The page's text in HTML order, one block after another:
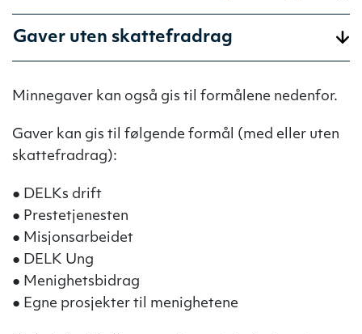
Gaver uten skattefradrag
Minnegaver kan også gis til formålene nedenfor.
Gaver kan gis til følgende formål (med eller uten
skattefradrag):
● DELKs drift
● Prestetjenesten
● Misjonsarbeidet
● DELK Ung
● Menighetsbidrag
● Egne prosjekter til menighetene